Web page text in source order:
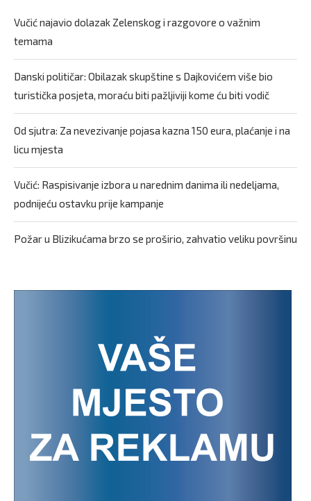
Vučić najavio dolazak Zelenskog i razgovore o važnim
temama
Danski političar: Obilazak skupštine s Dajkovićem više bio
turistička posjeta, moraću biti pažljiviji kome ću biti vodič
Od sjutra: Za nevezivanje pojasa kazna 150 eura, plaćanje i na
licu mjesta
Vučić: Raspisivanje izbora u narednim danima ili nedeljama,
podnijeću ostavku prije kampanje
Požar u Blizikućama brzo se proširio, zahvatio veliku površinu